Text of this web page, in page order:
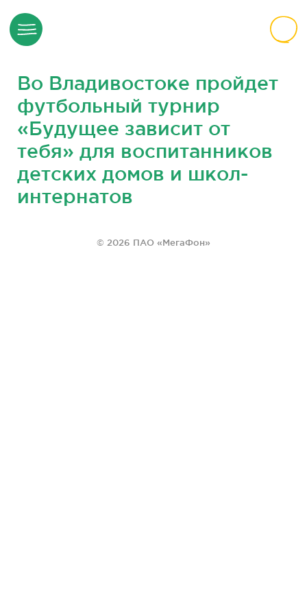
Во Владивостоке пройдет
футбольный турнир
«Будущее зависит от
тебя» для воспитанников
детских домов и школ-
интернатов
© 2026 ПАО «МегаФон»